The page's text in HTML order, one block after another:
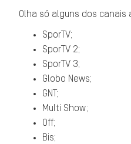
Olha só alguns dos canais
SporTV;
SporTV 2;
SporTV 3;
Globo News;
GNT;
Multi Show;
Off;
Bis;